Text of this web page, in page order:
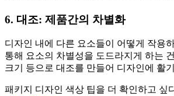
6. 대조: 제품간의 차별화
디자인 내에 다른 요소들이 어떻게 작용
통해 요소의 차별성을 도드라지게 하는
크기 등으로 대조를 만들어 디자인에 활
패키지 디자인 색상 팁을 더 확인하고 싶